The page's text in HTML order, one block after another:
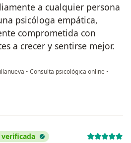
a cualquier persona
psicóloga empática,
comprometida con
a crecer y sentirse mejor.
• Consulta psicológica online •
verificada